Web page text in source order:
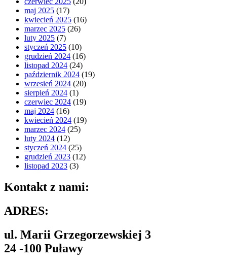
maj 2025 (17)
kwiecień 2025 (16)
marzec 2025 (26)
luty 2025 (7)
styczeń 2025 (10)
grudzień 2024 (16)
listopad 2024 (24)
październik 2024 (19)
wrzesień 2024 (20)
sierpień 2024 (1)
czerwiec 2024 (19)
maj 2024 (16)
kwiecień 2024 (19)
marzec 2024 (25)
luty 2024 (12)
styczeń 2024 (25)
grudzień 2023 (12)
listopad 2023 (3)
Kontakt z nami:
ADRES:
ul. Marii Grzegorzewskiej 3
24 -100 Puławy